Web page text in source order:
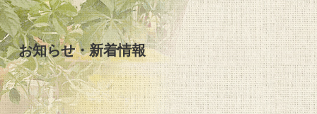
お知らせ・新着情報